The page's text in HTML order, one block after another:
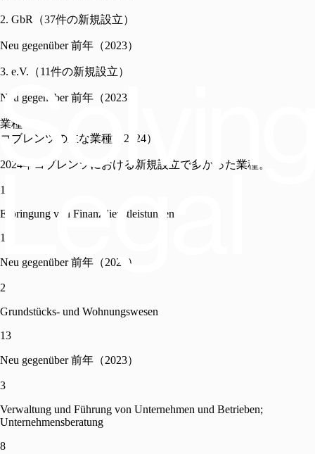
2. GbR（37件の新規設立）
Neu gegenüber 前年（2023）
3. e.V.（11件の新規設立）
Neu gegenüber 前年（2023）
業種
コブレンツの主な業種（2024）
2024年コブレンツにおける新規設立で多かった業種。
1
Erbringung von Finanzdienstleistungen
14
Neu gegenüber 前年（2023）
2
Grundstücks- und Wohnungswesen
13
Neu gegenüber 前年（2023）
3
Verwaltung und Führung von Unternehmen und Betrieben;
Unternehmensberatung
8